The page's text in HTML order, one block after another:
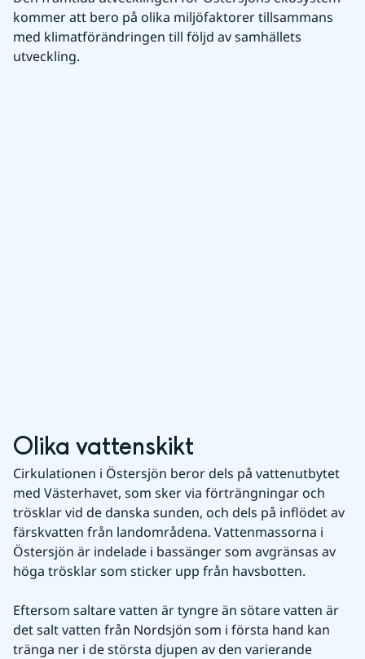
kommer att bero på olika miljöfaktorer tillsammans
med klimatförändringen till följd av samhällets
utveckling.
Olika vattenskikt
Cirkulationen i Östersjön beror dels på vattenutbytet
med Västerhavet, som sker via förträngningar och
trösklar vid de danska sunden, och dels på inflödet av
färskvatten från landområdena. Vattenmassorna i
Östersjön är indelade i bassänger som avgränsas av
höga trösklar som sticker upp från havsbotten.
Eftersom saltare vatten är tyngre än sötare vatten är
det salt vatten från Nordsjön som i första hand kan
tränga ner i de största djupen av den varierande